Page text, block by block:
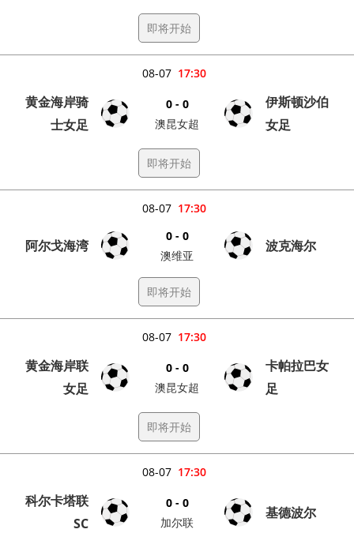
即将开始
17:30
08-07
黄金海岸骑
士女足
0 - 0
澳昆女超
伊斯顿沙伯
女足
即将开始
17:30
08-07
阿尔戈海湾
0 - 0
澳维亚
波克海尔
即将开始
17:30
08-07
黄金海岸联
女足
0 - 0
澳昆女超
卡帕拉巴女
足
即将开始
17:30
08-07
科尔卡塔联
SC
0 - 0
加尔联
基德波尔